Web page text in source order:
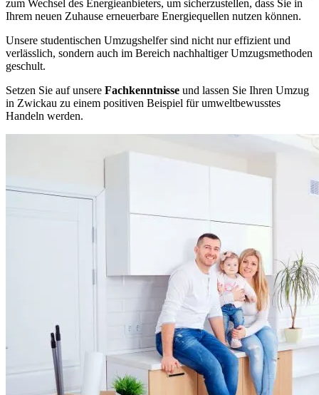
zum Wechsel des Energieanbieters, um sicherzustellen, dass Sie in
Ihrem neuen Zuhause erneuerbare Energiequellen nutzen können.
Unsere studentischen Umzugshelfer sind nicht nur effizient und
verlässlich, sondern auch im Bereich nachhaltiger Umzugsmethoden
geschult.
Setzen Sie auf unsere Fachkenntnisse und lassen Sie Ihren Umzug
in Zwickau zu einem positiven Beispiel für umweltbewusstes
Handeln werden.